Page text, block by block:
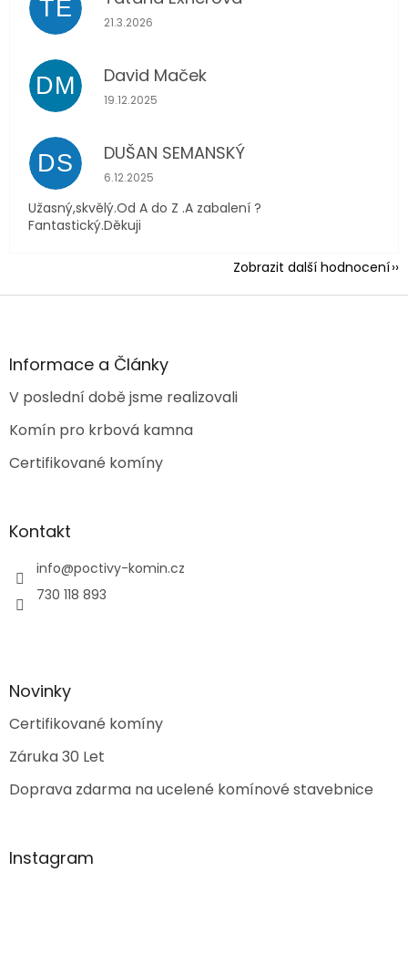
TE Hodnocení obchodu je 5 z 5 hvězdiček.
21.3.2026
DM David Maček
Hodnocení obchodu je 5 z 5 hvězdiček.
19.12.2025
DS DUŠAN SEMANSKÝ
Hodnocení obchodu je 5 z 5 hvězdiček.
6.12.2025
Užasný,skvělý.Od A do Z .A zabalení ?
Fantastický.Děkuji
Zobrazit další hodnocení
Z
aInformace a Články
V poslední době jsme realizovali
Komín pro krbová kamna
Certifikované komíny
Kontakt
info@poctivy-komin.cz
730 118 893
Novinky
Certifikované komíny
Záruka 30 Let
Doprava zdarma na ucelené komínové stavebnice
Instagram